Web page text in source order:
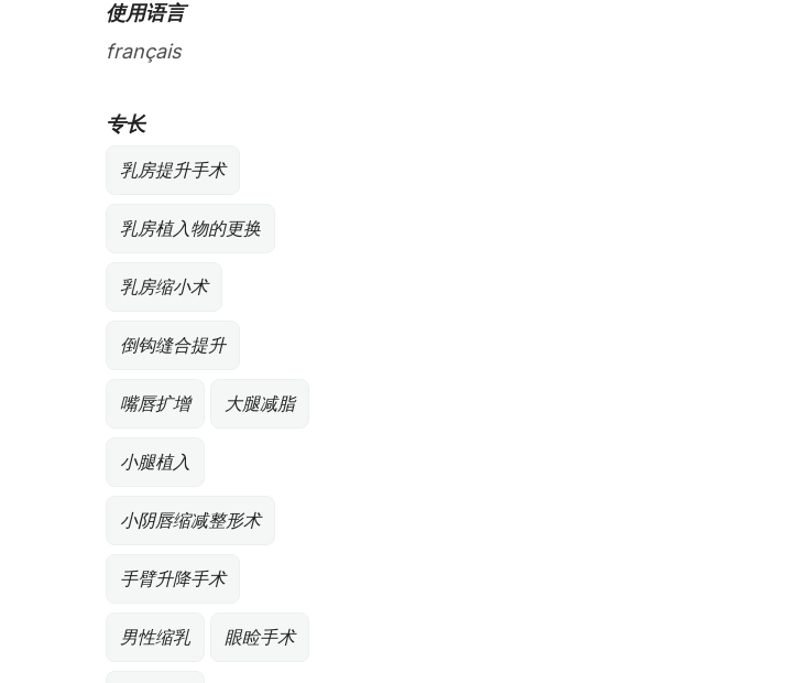
使用语言
français
专长
乳房提升手术
乳房植入物的更换
乳房缩小术
倒钩缝合提升
嘴唇扩增 大腿减脂
小腿植入
小阴唇缩减整形术
手臂升降手术
男性缩乳 眼睑手术